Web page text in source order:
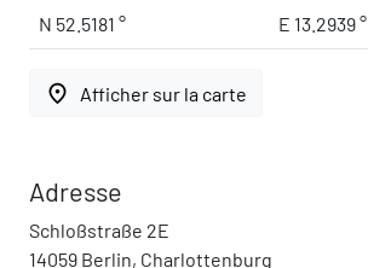
N 52.5181 ° E 13.2939 °
place Afficher sur la carte
Adresse
Schloßstraße 2E
14059 Berlin, Charlottenburg